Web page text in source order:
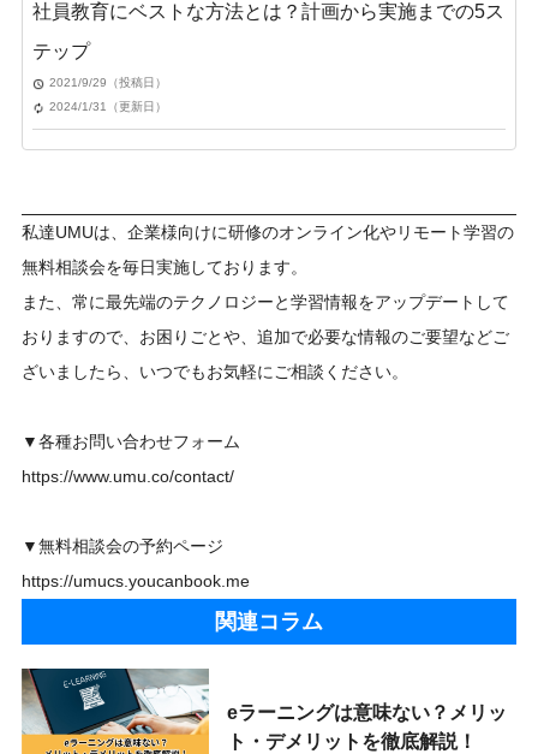
社員教育にベストな方法とは？計画から実施までの5ス
テップ
2021/9/29（投稿日）
2024/1/31（更新日）
私達UMUは、企業様向けに研修のオンライン化やリモート学習の
無料相談会を毎日実施しております。
また、常に最先端のテクノロジーと学習情報をアップデートして
おりますので、お困りごとや、追加で必要な情報のご要望などご
ざいましたら、いつでもお気軽にご相談ください。
▼各種お問い合わせフォーム
https://www.umu.co/contact/
▼無料相談会の予約ページ
https://umucs.youcanbook.me
関連コラム
eラーニングは意味ない？メリッ
ト・デメリットを徹底解説！